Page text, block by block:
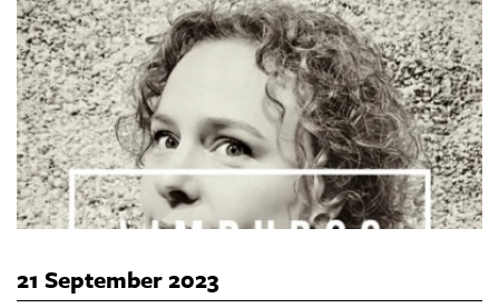
21 September 2023